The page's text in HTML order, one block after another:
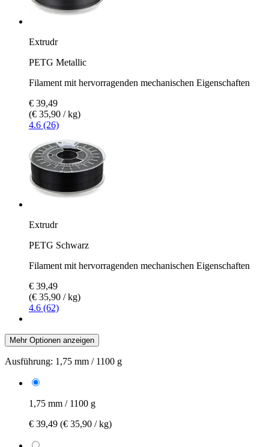
Extrudr
PETG Metallic
Filament mit hervorragenden mechanischen Eigenschaften
€ 39,49
(€ 35,90 / kg)
4.6 (26)
Extrudr
PETG Schwarz
Filament mit hervorragenden mechanischen Eigenschaften
€ 39,49
(€ 35,90 / kg)
4.6 (62)
Mehr Optionen anzeigen
Ausführung: 1,75 mm / 1100 g
1,75 mm / 1100 g
€ 39,49 (€ 35,90 / kg)